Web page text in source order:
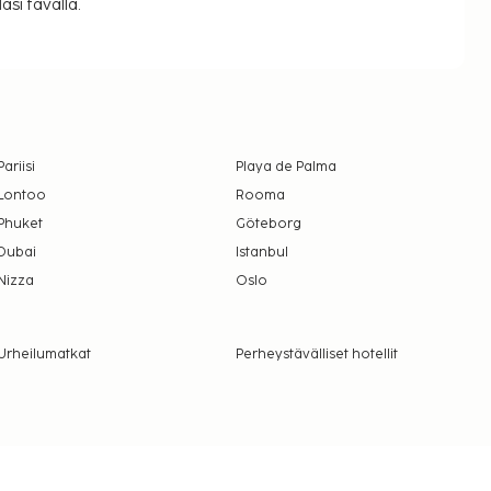
tavalla.
Playa de Palma
Rooma
Göteborg
Istanbul
Oslo
Perheystävälliset hotellit